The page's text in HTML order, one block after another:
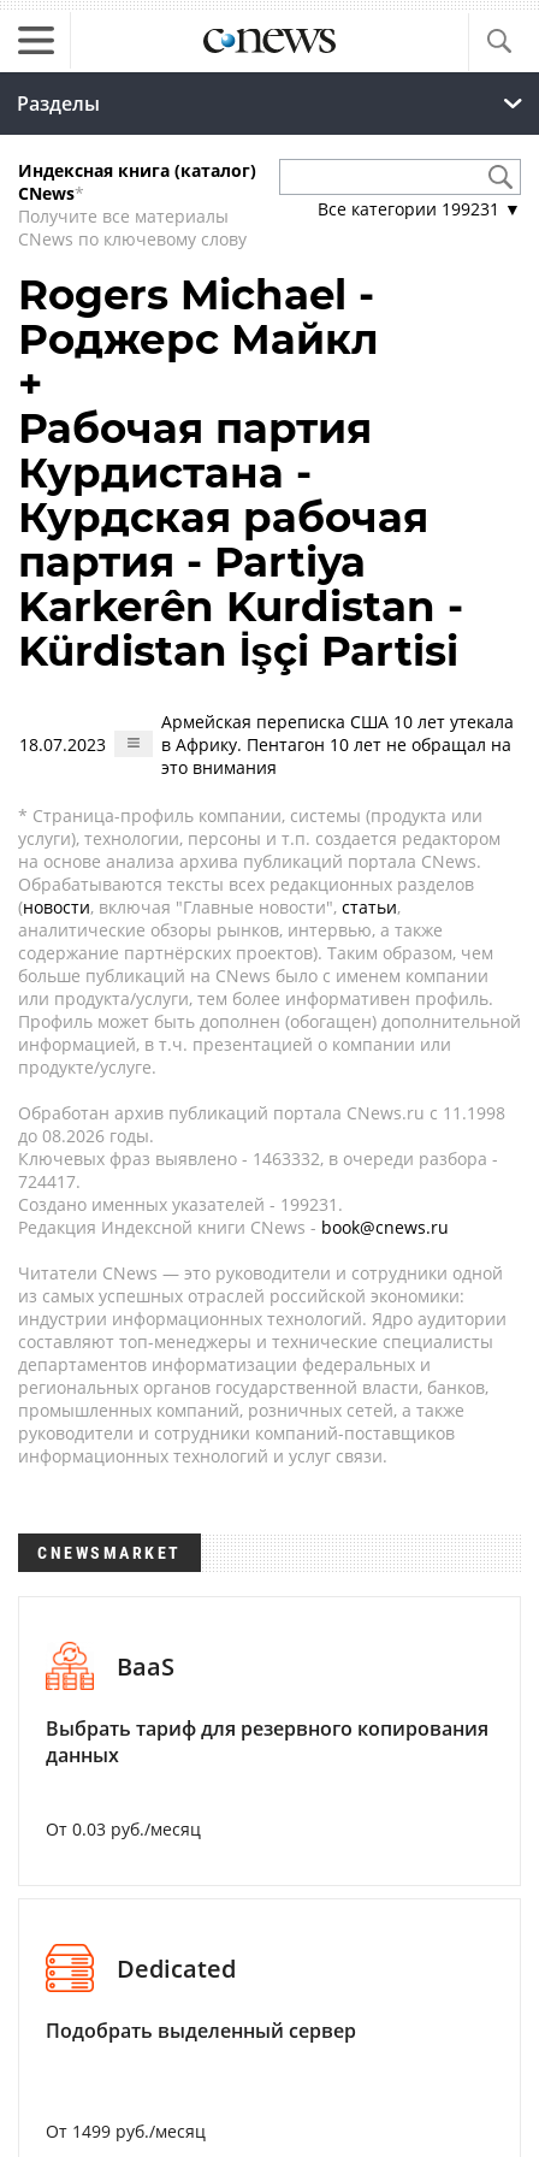
Разделы
Индексная книга (каталог)
CNews*
Получите все материалы
CNews по ключевому слову
Все категории 199231 ▼
Rogers Michael -
Роджерс Майкл
+
Рабочая партия
Курдистана -
Курдская рабочая
партия - Partiya
Karkerên Kurdistan -
Kürdistan İşçi Partisi
18.07.2023
Армейская переписка США 10 лет утекала
в Африку. Пентагон 10 лет не обращал на
это внимания
* Страница-профиль компании, системы (продукта или
услуги), технологии, персоны и т.п. создается редактором
на основе анализа архива публикаций портала CNews.
Обрабатываются тексты всех редакционных разделов
(новости, включая "Главные новости", статьи,
аналитические обзоры рынков, интервью, а также
содержание партнёрских проектов). Таким образом, чем
больше публикаций на CNews было с именем компании
или продукта/услуги, тем более информативен профиль.
Профиль может быть дополнен (обогащен) дополнительной
информацией, в т.ч. презентацией о компании или
продукте/услуге.
Обработан архив публикаций портала CNews.ru c 11.1998
до 08.2026 годы.
Ключевых фраз выявлено - 1463332, в очереди разбора -
724417.
Создано именных указателей - 199231.
Редакция Индексной книги CNews - book@cnews.ru
Читатели CNews — это руководители и сотрудники одной
из самых успешных отраслей российской экономики:
индустрии информационных технологий. Ядро аудитории
составляют топ-менеджеры и технические специалисты
департаментов информатизации федеральных и
региональных органов государственной власти, банков,
промышленных компаний, розничных сетей, а также
руководители и сотрудники компаний-поставщиков
информационных технологий и услуг связи.
CNEWSMARKET
BaaS
Выбрать тариф для резервного копирования
данных
От 0.03 руб./месяц
Dedicated
Подобрать выделенный сервер
От 1499 руб./месяц